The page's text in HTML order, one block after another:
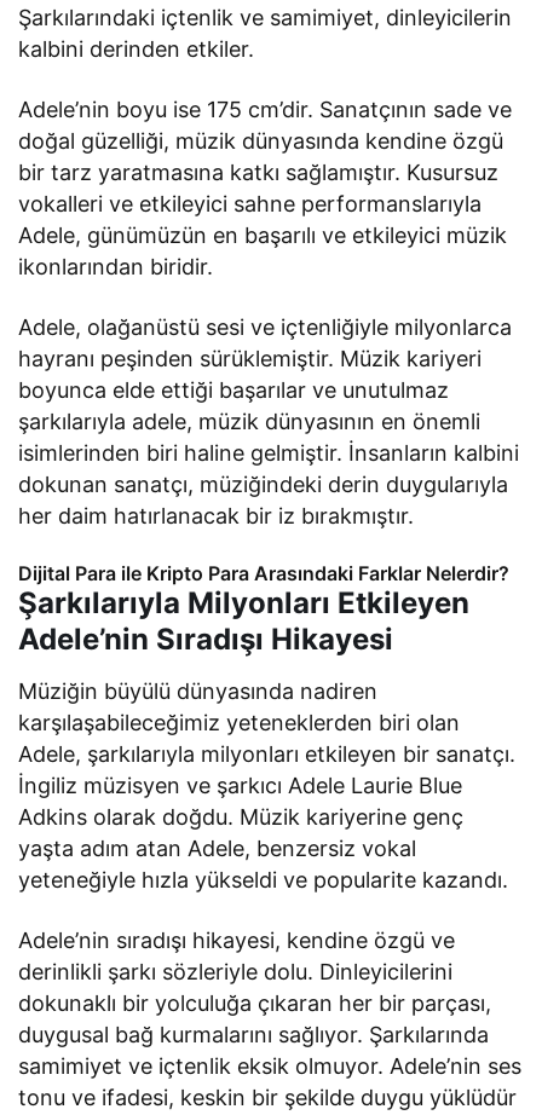
Şarkılarındaki içtenlik ve samimiyet, dinleyicilerin
kalbini derinden etkiler.
Adele’nin boyu ise 175 cm’dir. Sanatçının sade ve
doğal güzelliği, müzik dünyasında kendine özgü
bir tarz yaratmasına katkı sağlamıştır. Kusursuz
vokalleri ve etkileyici sahne performanslarıyla
Adele, günümüzün en başarılı ve etkileyici müzik
ikonlarından biridir.
Adele, olağanüstü sesi ve içtenliğiyle milyonlarca
hayranı peşinden sürüklemiştir. Müzik kariyeri
boyunca elde ettiği başarılar ve unutulmaz
şarkılarıyla adele, müzik dünyasının en önemli
isimlerinden biri haline gelmiştir. İnsanların kalbini
dokunan sanatçı, müziğindeki derin duygularıyla
her daim hatırlanacak bir iz bırakmıştır.
Dijital Para ile Kripto Para Arasındaki Farklar Nelerdir?
Şarkılarıyla Milyonları Etkileyen
Adele’nin Sıradışı Hikayesi
Müziğin büyülü dünyasında nadiren
karşılaşabileceğimiz yeteneklerden biri olan
Adele, şarkılarıyla milyonları etkileyen bir sanatçı.
İngiliz müzisyen ve şarkıcı Adele Laurie Blue
Adkins olarak doğdu. Müzik kariyerine genç
yaşta adım atan Adele, benzersiz vokal
yeteneğiyle hızla yükseldi ve popularite kazandı.
Adele’nin sıradışı hikayesi, kendine özgü ve
derinlikli şarkı sözleriyle dolu. Dinleyicilerini
dokunaklı bir yolculuğa çıkaran her bir parçası,
duygusal bağ kurmalarını sağlıyor. Şarkılarında
samimiyet ve içtenlik eksik olmuyor. Adele’nin ses
tonu ve ifadesi, keskin bir şekilde duygu yüklüdür